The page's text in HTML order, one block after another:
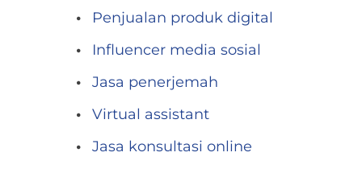
Penjualan produk digital
Influencer media sosial
Jasa penerjemah
Virtual assistant
Jasa konsultasi online